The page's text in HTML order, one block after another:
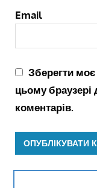
Email
Зберегти
цьому
коментарів.